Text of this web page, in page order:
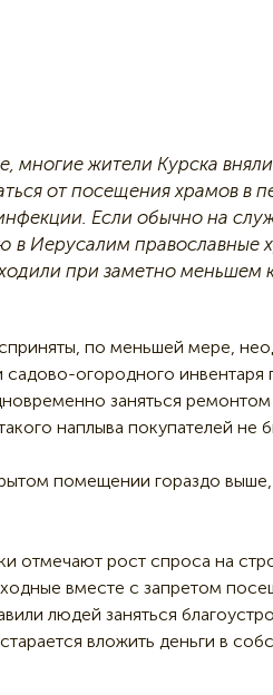
многие жители Курска
от посещения храмов в
Если обычно на
в Иерусалим православные
при заметно меньшем
по меньшей мере,
садово-огородного
заняться
наплыва покупателей не
помещении гораздо
отмечают рост спроса на
вместе с запретом
людей заняться
вложить деньги в